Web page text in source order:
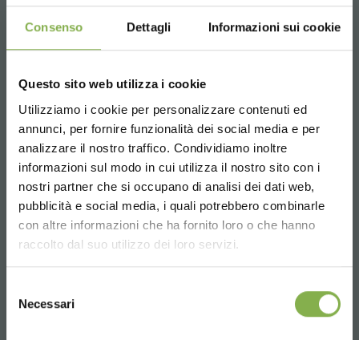
Consenso Dettagli Informazioni sui cookie
Questo sito web utilizza i cookie
Utilizziamo i cookie per personalizzare contenuti ed
annunci, per fornire funzionalità dei social media e per
analizzare il nostro traffico. Condividiamo inoltre
informazioni sul modo in cui utilizza il nostro sito con i
nostri partner che si occupano di analisi dei dati web,
pubblicità e social media, i quali potrebbero combinarle
con altre informazioni che ha fornito loro o che hanno
raccolto dal suo utilizzo dei loro servizi.
delNecessari
Choose the country you are in and your
language for a better browsing experience
REGISTRATI E RISPARMIA
SUBITO!
Crea un account e ottieni subito
vantaggi esclusivi:
5 % di scontosul tuo primo ordine *
2 % di sconto sempresu tutti i tuoi acquisti
Spedizione gratis